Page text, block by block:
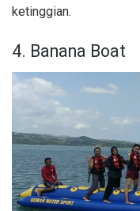
ketinggian.
4. Banana Boat